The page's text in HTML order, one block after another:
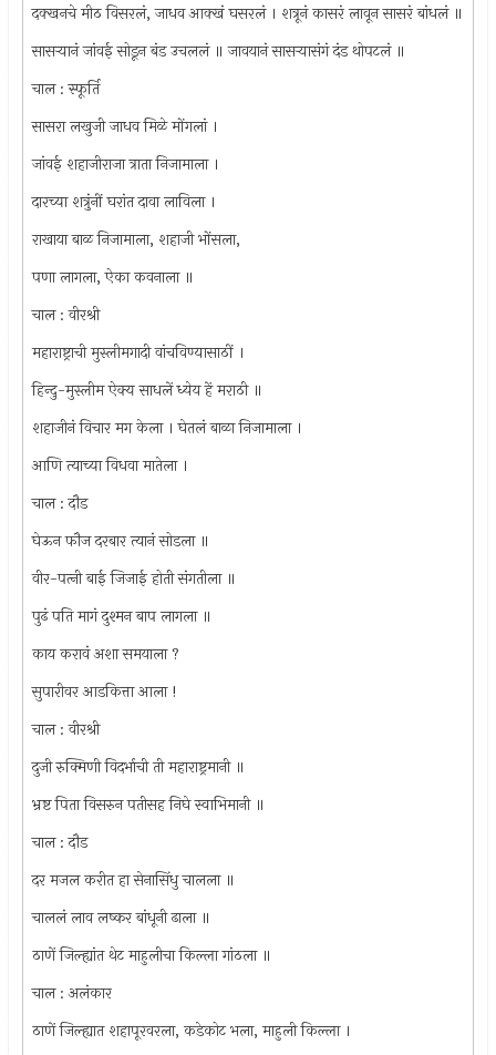
दक्खनचे मीठ विसरलं, जाधव आक्खं घसरलं । शत्रूनं कासरं लावून सासरं बांधलं ॥
सासर्‍यानं जांवई सोडून बंड उचललं ॥ जावयानं सासर्‍यासंगं दंड थोपटलं ॥
चाल : स्फूर्ति
सासरा लखुजी जाधव मिळे मोंगलां ।
जांवई शहाजीराजा त्राता निजामाला ।
दारच्या शत्रुंनीं घरांत दावा लाविला ।
राखाया बाळ निजामाला, शहाजी भोंसला,
पणा लागला, ऐका कवनाला ॥
चाल : वीरश्री
महाराष्ट्राची मुस्लीमगादी वांचविण्यासाठीं ।
हिन्दु-मुस्लीम ऐक्य साधलें ध्येय हें मराठी ॥
शहाजीनं विचार मग केला । घेतलं बाळा निजामाला ।
आणि त्याच्या विधवा मातेला ।
चाल : दौड
घेऊन फौज दरबार त्यानं सोडला ॥
वीर-पत्‍नी बाई जिजाई होती संगतीला ॥
पुढं पति मागं दुश्मन बाप लागला ॥
काय करावं अशा समयाला ?
सुपारीवर आडकित्ता आला !
चाल : वीरश्री
दुजी रुक्मिणी विदर्भाची ती महाराष्ट्रमानी ॥
भ्रष्ट पिता विसरुन पतीसह निघे स्वाभिमानी ॥
चाल : दौड
दर मजल करीत हा सेनासिंधु चालला ॥
चाललं लाव लष्कर बांधूनी ढाला ॥
ठाणें जिल्ह्यांत थेट माहुलीचा किल्ला गांठला ॥
चाल : अलंकार
ठाणें जिल्ह्यात शहापूरवरला, कडेकोट भला, माहुली किल्ला ।